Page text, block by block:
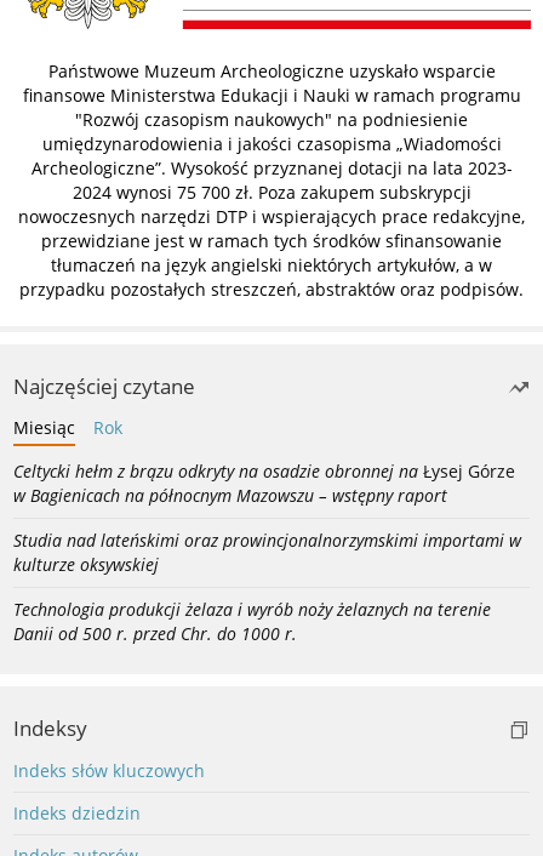
Państwowe Muzeum Archeologiczne uzyskało wsparcie
finansowe Ministerstwa Edukacji i Nauki w ramach programu
"Rozwój czasopism naukowych" na podniesienie
umiędzynarodowienia i jakości czasopisma „Wiadomości
Archeologiczne”. Wysokość przyznanej dotacji na lata 2023-
2024 wynosi 75 700 zł. Poza zakupem subskrypcji
nowoczesnych narzędzi DTP i wspierających prace redakcyjne,
przewidziane jest w ramach tych środków sfinansowanie
tłumaczeń na język angielski niektórych artykułów, a w
przypadku pozostałych streszczeń, abstraktów oraz podpisów.
Najczęściej czytane
Miesiąc
Rok
Celtycki hełm z brązu odkryty na osadzie obronnej na Łysej Górze
w Bagienicach na północnym Mazowszu – wstępny raport
Studia nad lateńskimi oraz prowincjonalnorzymskimi importami w
kulturze oksywskiej
Technologia produkcji żelaza i wyrób noży żelaznych na terenie
Danii od 500 r. przed Chr. do 1000 r.
Indeksy
Indeks słów kluczowych
Indeks dziedzin